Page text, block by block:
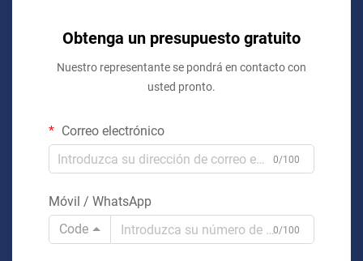
Obtenga un presupuesto gratuito
Nuestro representante se pondrá en contacto con
usted pronto.
Correo electrónico
0/100
Móvil / WhatsApp
Code
0/100